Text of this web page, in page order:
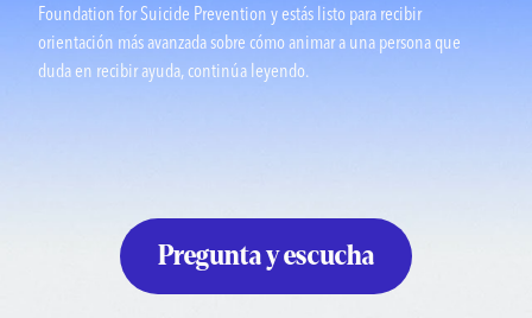
Foundation for Suicide Prevention y estás listo para recibir
orientación más avanzada sobre cómo animar a una persona que
duda en recibir ayuda, continúa leyendo.
Pregunta y escucha